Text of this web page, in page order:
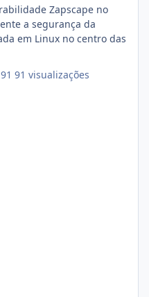
Zapscape no
a segurança da
em Linux no centro das
incidents/dlr
91 visualizações